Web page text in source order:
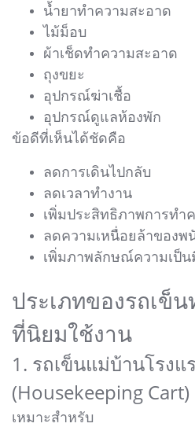
น้ำยาทำความสะอาด
ไม้ม็อบ
ผ้าเช็ดทำความสะอาด
ถุงขยะ
อุปกรณ์ฆ่าเชื้อ
อุปกรณ์ดูแลห้องพัก
ข้อดีที่เห็นได้ชัดคือ
ลดการเดินไปกลับ
ลดเวลาทำงาน
เพิ่มประสิทธิภาพการทำ
ลดความเหนื่อยล้าของพ
เพิ่มภาพลักษณ์ความเป็
ประเภทของรถเข็
ที่นิยมใช้งาน
1. รถเข็นแม่บ้านโรงแ
(Housekeeping Cart)
เหมาะสำหรับ